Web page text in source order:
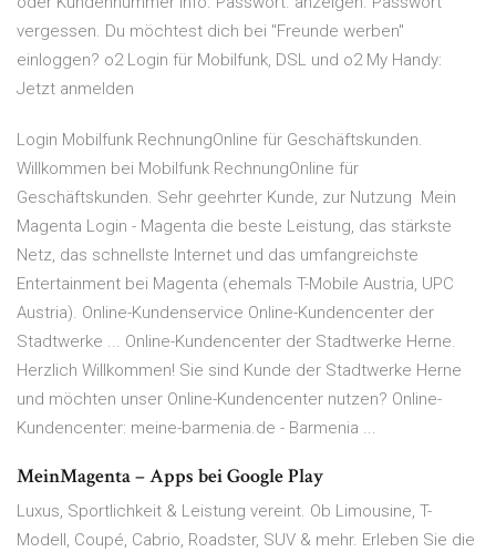
vergessen. Du möchtest dich bei "Freunde werben"
einloggen? o2 Login für Mobilfunk, DSL und o2 My Handy:
Jetzt anmelden
Login Mobilfunk RechnungOnline für Geschäftskunden.
Willkommen bei Mobilfunk RechnungOnline für
Geschäftskunden. Sehr geehrter Kunde, zur Nutzung Mein
Magenta Login - Magenta die beste Leistung, das stärkste
Netz, das schnellste Internet und das umfangreichste
Entertainment bei Magenta (ehemals T-Mobile Austria, UPC
Austria). Online-Kundenservice Online-Kundencenter der
Stadtwerke ... Online-Kundencenter der Stadtwerke Herne.
Herzlich Willkommen! Sie sind Kunde der Stadtwerke Herne
und möchten unser Online-Kundencenter nutzen? Online-
Kundencenter: meine-barmenia.de - Barmenia ...
MeinMagenta – Apps bei Google Play
Luxus, Sportlichkeit & Leistung vereint. Ob Limousine, T-
Modell, Coupé, Cabrio, Roadster, SUV & mehr. Erleben Sie die